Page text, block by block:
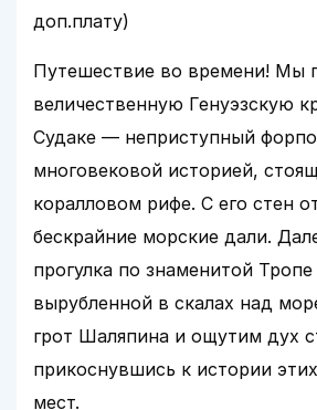
доп.плату)
Путешествие во времени! Мы
величественную Генуэзскую
Судаке — неприступный
многовековой историей,
коралловом рифе. С его стен
бескрайние морские дали.
прогулка по знаменитой
вырубленной в скалах над
грот Шаляпина и ощутим дух
прикоснувшись к истории
мест.